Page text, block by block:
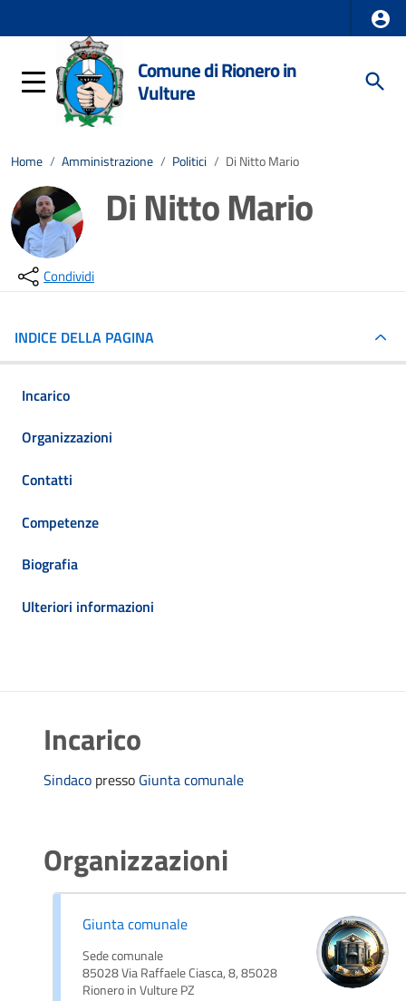
Comune di Rionero in
Vulture
Home / Amministrazione / Politici / Di Nitto Mario
Di Nitto Mario
Condividi
INDICE DELLA PAGINA
Incarico
Organizzazioni
Contatti
Competenze
Biografia
Ulteriori informazioni
Incarico
Sindaco presso Giunta comunale
Organizzazioni
Giunta comunale
Sede comunale
85028 Via Raffaele Ciasca, 8, 85028
Rionero in Vulture PZ